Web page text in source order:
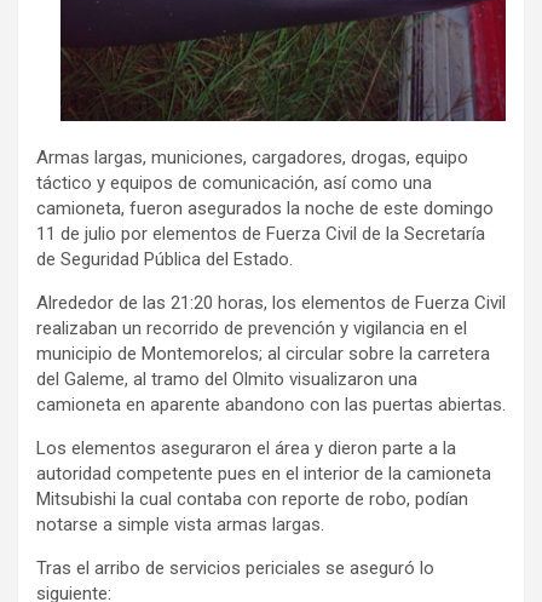
Armas largas, municiones, cargadores, drogas, equipo
táctico y equipos de comunicación, así como una
camioneta, fueron asegurados la noche de este domingo
11 de julio por elementos de Fuerza Civil de la Secretaría
de Seguridad Pública del Estado.
Alrededor de las 21:20 horas, los elementos de Fuerza Civil
realizaban un recorrido de prevención y vigilancia en el
municipio de Montemorelos; al circular sobre la carretera
del Galeme, al tramo del Olmito visualizaron una
camioneta en aparente abandono con las puertas abiertas.
Los elementos aseguraron el área y dieron parte a la
autoridad competente pues en el interior de la camioneta
Mitsubishi la cual contaba con reporte de robo, podían
notarse a simple vista armas largas.
Tras el arribo de servicios periciales se aseguró lo
siguiente: